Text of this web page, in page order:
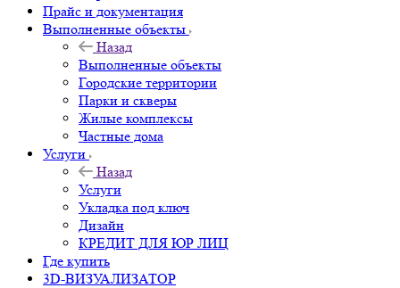
Прайс и документация
Выполненные объекты
Назад
Выполненные объекты
Городские территории
Парки и скверы
Жилые комплексы
Частные дома
Услуги
Назад
Услуги
Укладка под ключ
Дизайн
КРЕДИТ ДЛЯ ЮР ЛИЦ
Где купить
3D-ВИЗУАЛИЗАТОР